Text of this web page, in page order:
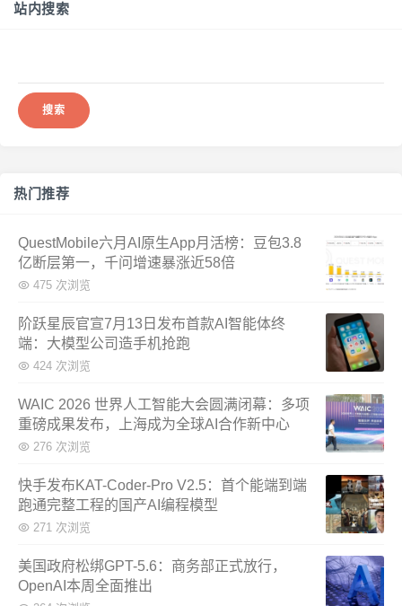
站内搜索
热门推荐
QuestMobile六月AI原生App月活榜：豆包3.8
亿断层第一，千问增速暴涨近58倍
475 次浏览
阶跃星辰官宣7月13日发布首款AI智能体终
端：大模型公司造手机抢跑
424 次浏览
WAIC 2026 世界人工智能大会圆满闭幕：多项
重磅成果发布，上海成为全球AI合作新中心
276 次浏览
快手发布KAT-Coder-Pro V2.5：首个能端到端
跑通完整工程的国产AI编程模型
271 次浏览
美国政府松绑GPT-5.6：商务部正式放行，
OpenAI本周全面推出